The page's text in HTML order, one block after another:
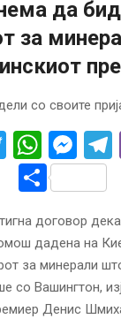
да
за
со своите
Twitter
Share
договор
дадена на
за минерали
со Вашингтон,
Денис